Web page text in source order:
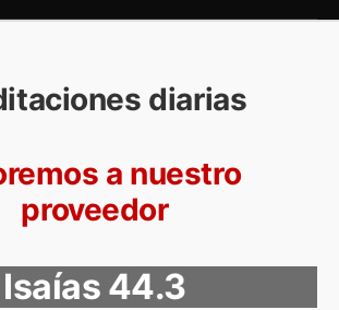
diarias
a nuestro
proveedor
Isaías 44.3